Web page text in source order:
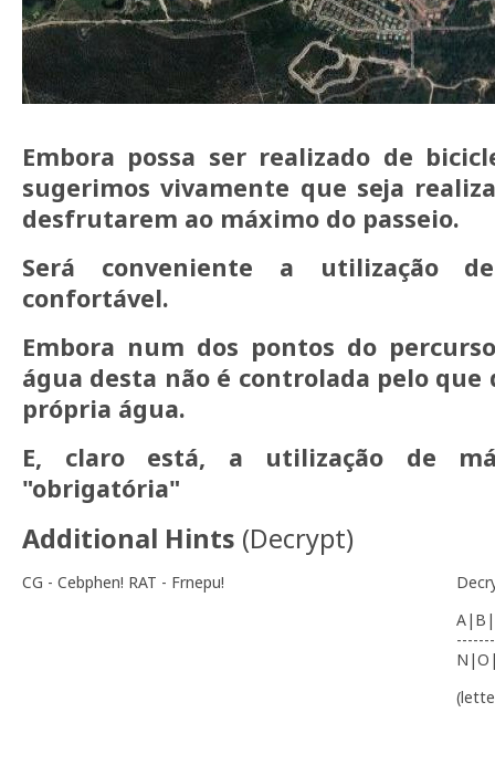
Embora possa ser realizado de
sugerimos vivamente que seja
desfrutarem ao máximo do passeio.
Será conveniente a utilização
confortável.
Embora num dos pontos do
água desta não é controlada pelo que
própria água.
E, claro está, a utilização de
"obrigatória"
Additional Hints (Decrypt)
CG - Cebphen! RAT - Frnepu!